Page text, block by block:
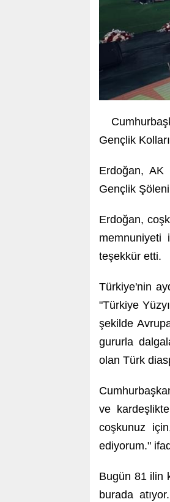
Gençlik
Erdoğan, AK
Gençlik
Erdoğan,
memnuniyeti
teşekkür etti.
Türkiye'nin
"Türkiye
şekilde
gururla
olan Türk
ve
coşkunuz
ediyorum."
Bugün 81 ilin
burada